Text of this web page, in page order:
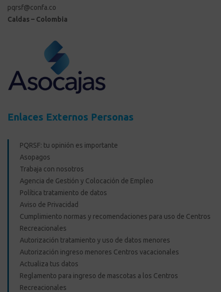
pqrsf@confa.co
Caldas – Colombia
Enlaces Externos Personas
PQRSF: tu opinión es importante
Asopagos
Trabaja con nosotros
Agencia de Gestión y Colocación de Empleo
Política tratamiento de datos
Aviso de Privacidad
Cumplimiento normas y recomendaciones para uso de Centros
Recreacionales
Autorización tratamiento y uso de datos menores
Autorización ingreso menores Centros vacacionales
Actualiza tus datos
Reglamento para ingreso de mascotas a los Centros
Recreacionales